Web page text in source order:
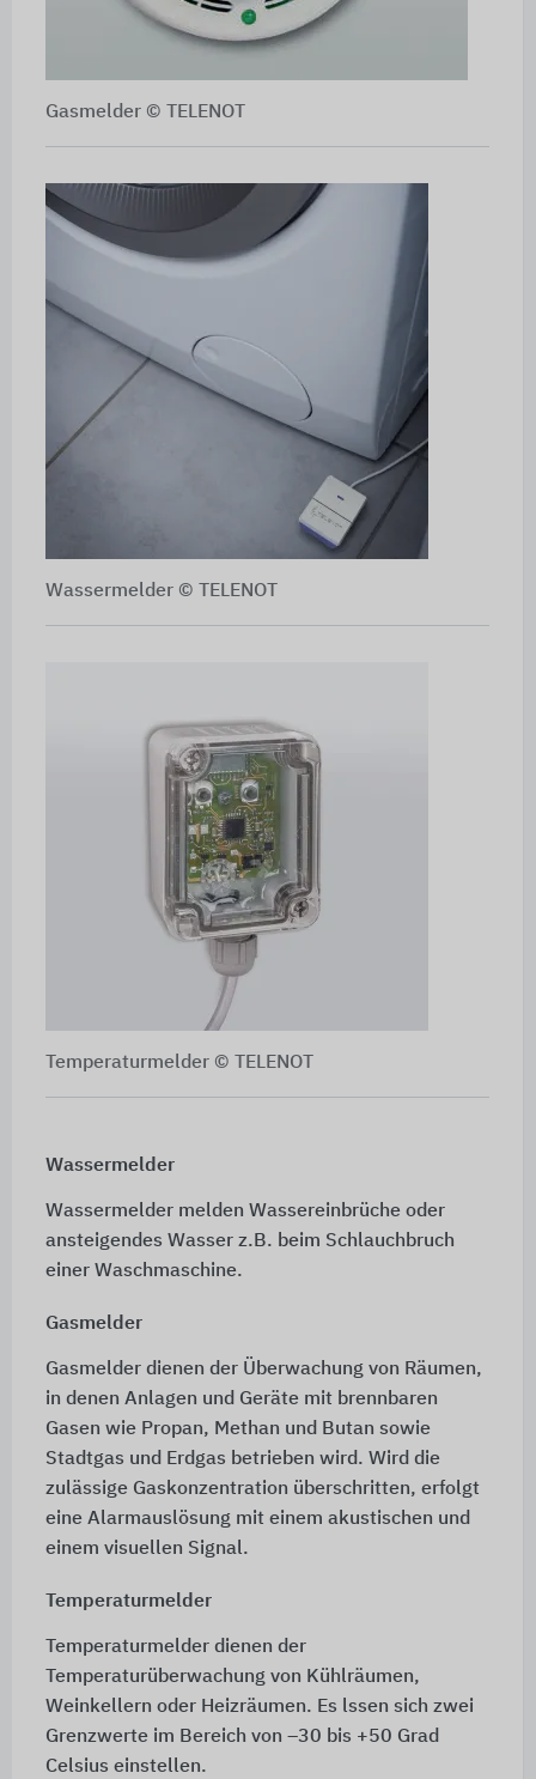
Gasmelder © TELENOT
Wassermelder © TELENOT
Temperaturmelder © TELENOT
Wassermelder
Wassermelder melden Wassereinbrüche oder
ansteigendes Wasser z.B. beim Schlauchbruch
einer Waschmaschine.
Gasmelder
Gasmelder dienen der Überwachung von Räumen,
in denen Anlagen und Geräte mit brennbaren
Gasen wie Propan, Methan und Butan sowie
Stadtgas und Erdgas betrieben wird. Wird die
zulässige Gaskonzentration überschritten, erfolgt
eine Alarmauslösung mit einem akustischen und
einem visuellen Signal.
Temperaturmelder
Temperaturmelder dienen der
Temperaturüberwachung von Kühlräumen,
Weinkellern oder Heizräumen. Es lssen sich zwei
Grenzwerte im Bereich von –30 bis +50 Grad
Celsius einstellen.